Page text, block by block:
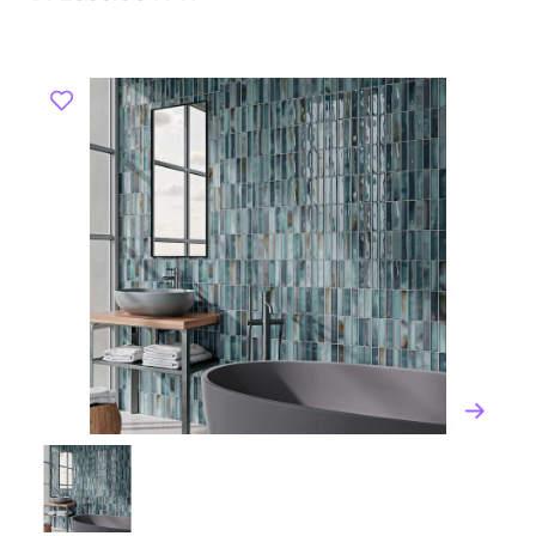
увеличить свою долю на мировом рынке.
Современные тенденции (2000-е годы -
настоящее время):Сегодня El Barco продолжает
следовать современным трендам в дизайне
интерьеров и внедрять инновационные решения в
свою продукцию. Компания регулярно обновляет
ассортимент, предлагая новые коллекции, которые
соответствуют последним модным тенденциям.
Производство и технологии
El Barco использует современные технологии в
производстве своей продукции. Компания
применяет методы цифровой печати и
высокотемпературного обжига, что позволяет
создавать долговечные и устойчивые к внешним
воздействиям изделия. Также используется
технология двойного покрытия глазурью, которая